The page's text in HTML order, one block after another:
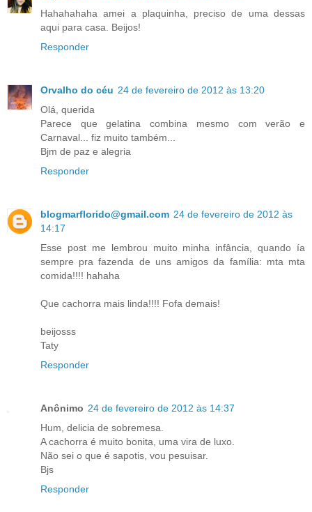
Hahahahaha amei a plaquinha, preciso de uma dessas
aqui para casa. Beijos!
Responder
Orvalho do céu 24 de fevereiro de 2012 às 13:20
Olá, querida
Parece que gelatina combina mesmo com verão e
Carnaval... fiz muito também...
Bjm de paz e alegria
Responder
blogmarflorido@gmail.com 24 de fevereiro de 2012 às
14:17
Esse post me lembrou muito minha infância, quando ía
sempre pra fazenda de uns amigos da família: mta mta
comida!!!! hahaha
Que cachorra mais linda!!!! Fofa demais!
beijosss
Taty
Responder
Anônimo 24 de fevereiro de 2012 às 14:37
Hum, delicia de sobremesa.
A cachorra é muito bonita, uma vira de luxo.
Não sei o que é sapotis, vou pesuisar.
Bjs
Responder